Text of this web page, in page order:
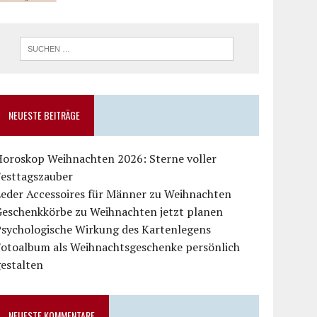
NEUESTE BEITRÄGE
Weihnachten 2026: Sterne voller
Accessoires für Männer zu Weihnachten
zu Weihnachten jetzt planen
Wirkung des Kartenlegens
als Weihnachtsgeschenke persönlich